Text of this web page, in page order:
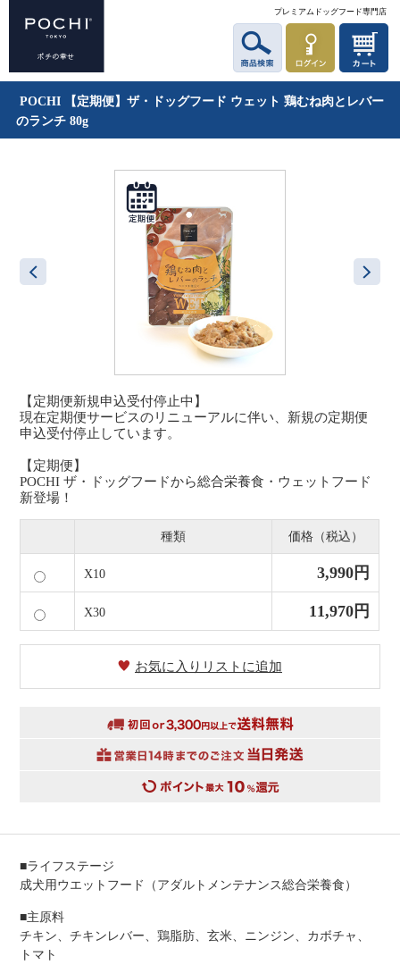
プレミアムドッグフード専門店
POCHI 【定期便】ザ・ドッグフード ウェット 鶏むね肉とレバー
のランチ 80g
【定期便新規申込受付停止中】
現在定期便サービスのリニューアルに伴い、新規の定期便
申込受付停止しています。
【定期便】
POCHI ザ・ドッグフードから総合栄養食・ウェットフード
新登場！
種類 価格（税込）
X10 3,990円
X30 11,970円
お気に入りリストに追加
■ライフステージ
成犬用ウエットフード（アダルトメンテナンス総合栄養食）
■主原料
チキン、チキンレバー、鶏脂肪、玄米、ニンジン、カボチャ、
トマト